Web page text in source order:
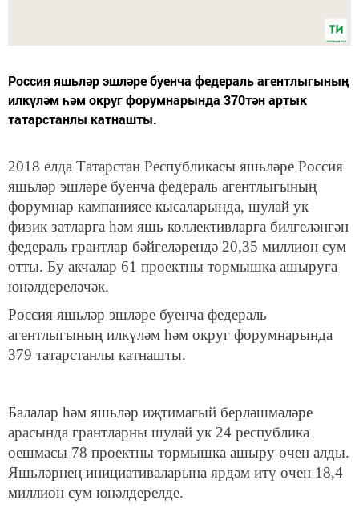
Россия яшьләр эшләре буенча федераль агентлыгының
илкүләм һәм округ форумнарында 370тән артык
татарстанлы катнашты.
2018 елда Татарстан Республикасы яшьләре Россия
яшьләр эшләре буенча федераль агентлыгының
форумнар кампаниясе кысаларында, шулай ук
физик затларга һәм яшь коллективларга билгеләнгән
федераль грантлар бәйгеләрендә 20,35 миллион сум
отты. Бу акчалар 61 проектны тормышка ашыруга
юнәлдереләчәк.
Россия яшьләр эшләре буенча федераль
агентлыгының илкүләм һәм округ форумнарында
379 татарстанлы катнашты.
Балалар һәм яшьләр иҗтимагый берләшмәләре
арасында грантларны шулай ук 24 республика
оешмасы 78 проектны тормышка ашыру өчен алды.
Яшьләрнең инициативаларына ярдәм итү өчен 18,4
миллион сум юнәлдерелде.